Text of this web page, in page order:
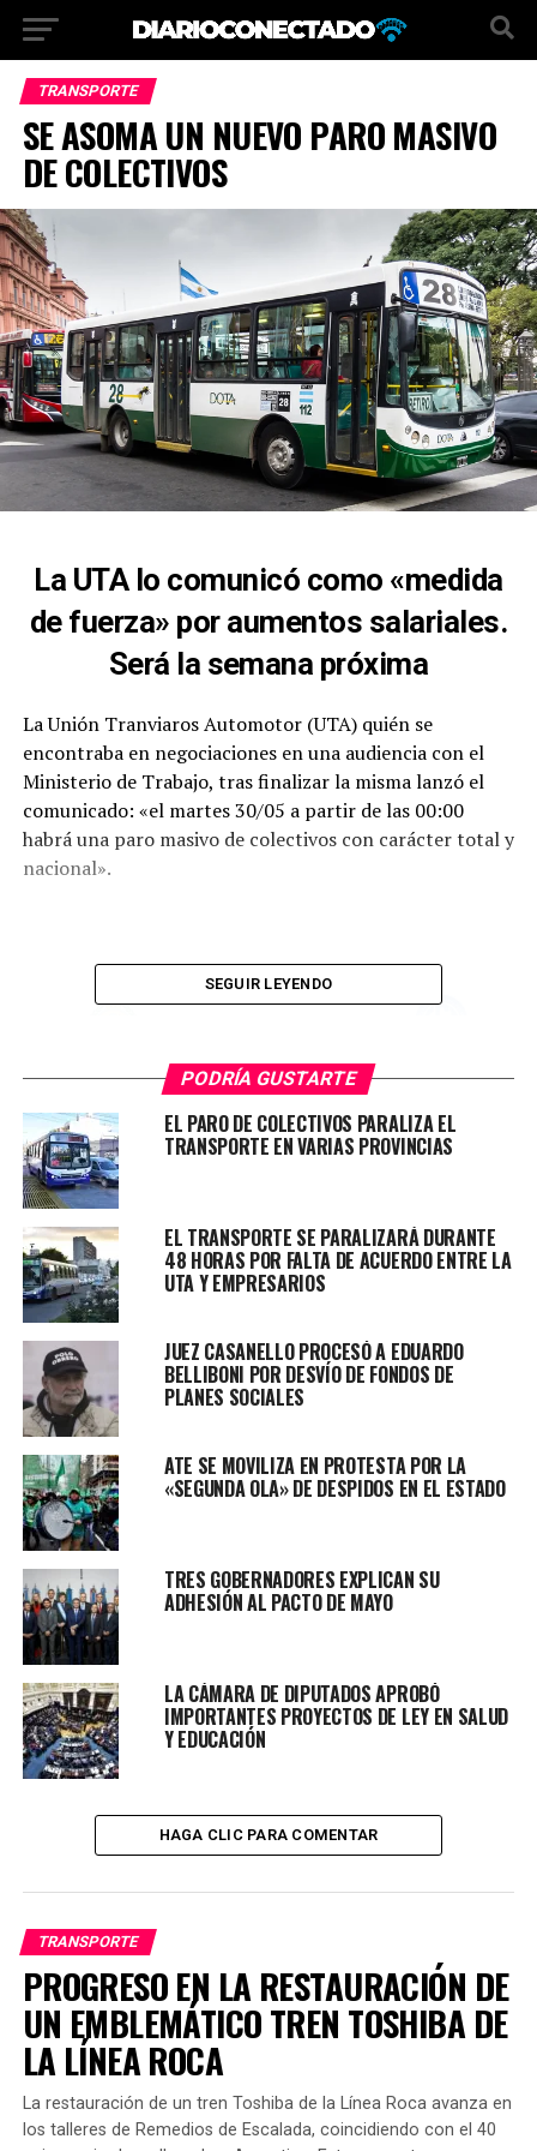
TRANSPORTE
SE ASOMA UN NUEVO PARO MASIVO
DE COLECTIVOS
La UTA lo comunicó como «medida
de fuerza» por aumentos salariales.
Será la semana próxima
La Unión Tranviaros Automotor (UTA) quién se
encontraba en negociaciones en una audiencia con el
Ministerio de Trabajo, tras finalizar la misma lanzó el
comunicado: «el martes 30/05 a partir de las 00:00
habrá una paro masivo de colectivos con carácter total y
nacional».
El comunicado oficial
Dada la situación, existe la posibilidad de levantar el
paro masivo de colectivos si logran acordar entre ambas
partes respecto de los aumentos salariales. Caso
contrario, el martes a partir de las 00:00 horas las líneas
de colectivo se adherirán masivamente en todo el
territorio nacional con especial importancia en la
región del AMBA.
Lee también:POLICÍA DETENIDO: MATÓ A UN
DELINCUENTE
De manera específica la UTA exigió: «
un incremento retroactivo para que el básico desde
abril último sea de 262 mil pesos,un bono por única
vez y no remunerativo de otros 32 mil
pesos y viáticos diarios para todos los trabajadores
SEGUIR LEYENDO
PODRÍA GUSTARTE
EL PARO DE COLECTIVOS PARALIZA EL
TRANSPORTE EN VARIAS PROVINCIAS
EL TRANSPORTE SE PARALIZARÁ DURANTE
48 HORAS POR FALTA DE ACUERDO ENTRE LA
UTA Y EMPRESARIOS
JUEZ CASANELLO PROCESÓ A EDUARDO
BELLIBONI POR DESVÍO DE FONDOS DE
PLANES SOCIALES
ATE SE MOVILIZA EN PROTESTA POR LA
«SEGUNDA OLA» DE DESPIDOS EN EL ESTADO
TRES GOBERNADORES EXPLICAN SU
ADHESIÓN AL PACTO DE MAYO
LA CÁMARA DE DIPUTADOS APROBÓ
IMPORTANTES PROYECTOS DE LEY EN SALUD
Y EDUCACIÓN
HAGA CLIC PARA COMENTAR
TRANSPORTE
PROGRESO EN LA RESTAURACIÓN DE
UN EMBLEMÁTICO TREN TOSHIBA DE
LA LÍNEA ROCA
La restauración de un tren Toshiba de la Línea Roca avanza en
los talleres de Remedios de Escalada, coincidiendo con el 40